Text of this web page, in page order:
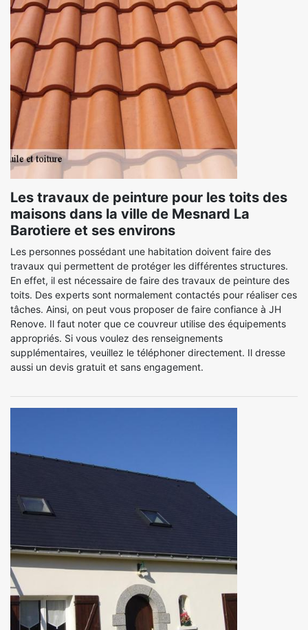
Les travaux de peinture pour les toits des
maisons dans la ville de Mesnard La
Barotiere et ses environs
Les personnes possédant une habitation doivent faire des
travaux qui permettent de protéger les différentes structures.
En effet, il est nécessaire de faire des travaux de peinture des
toits. Des experts sont normalement contactés pour réaliser ces
tâches. Ainsi, on peut vous proposer de faire confiance à JH
Renove. Il faut noter que ce couvreur utilise des équipements
appropriés. Si vous voulez des renseignements
supplémentaires, veuillez le téléphoner directement. Il dresse
aussi un devis gratuit et sans engagement.